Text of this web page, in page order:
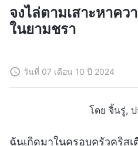
จงไล่ตามเสาะหาคว
ในยามชรา
วันที่ 07 เดือน 10 ปี 2024
โดย จิ้นรู่,
ฉันเกิดมาในครอบครัวคริส